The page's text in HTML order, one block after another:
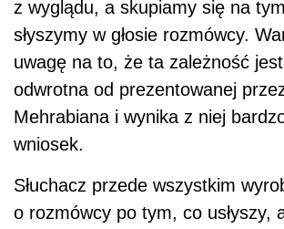
z wyglądu, a skupiamy się na
słyszymy w głosie rozmówcy.
uwagę na to, że ta zależność jest
odwrotna od prezentowanej
Mehrabiana i wynika z niej
wniosek.
Słuchacz przede wszystkim
o rozmówcy po tym, co usłyszy,